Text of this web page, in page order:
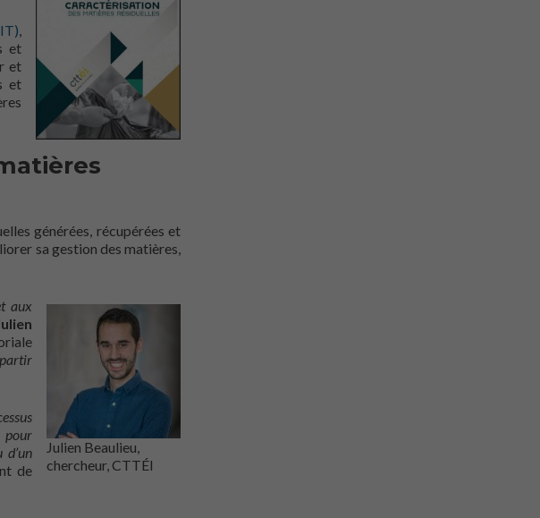
,
et
et
et
générées, récupérées et
sa gestion des matières,
Julien Beaulieu,
chercheur, CTTÉI
aux
pour
d’un
de